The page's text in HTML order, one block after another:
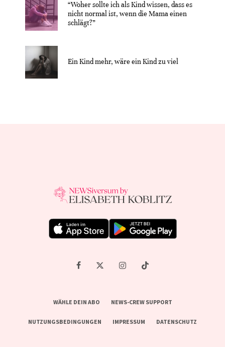
“Woher sollte ich als Kind wissen, dass es
nicht normal ist, wenn die Mama einen
schlägt?”
Ein Kind mehr, wäre ein Kind zu viel
WÄHLE DEIN ABO NEWS-CREW SUPPORT
NUTZUNGSBEDINGUNGEN IMPRESSUM DATENSCHUTZ